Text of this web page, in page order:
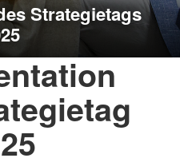
Strategietags